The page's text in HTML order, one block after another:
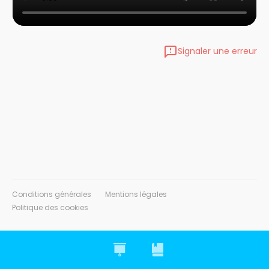
Signaler une erreur
Conditions générales
Mentions légales
Politique des cookies